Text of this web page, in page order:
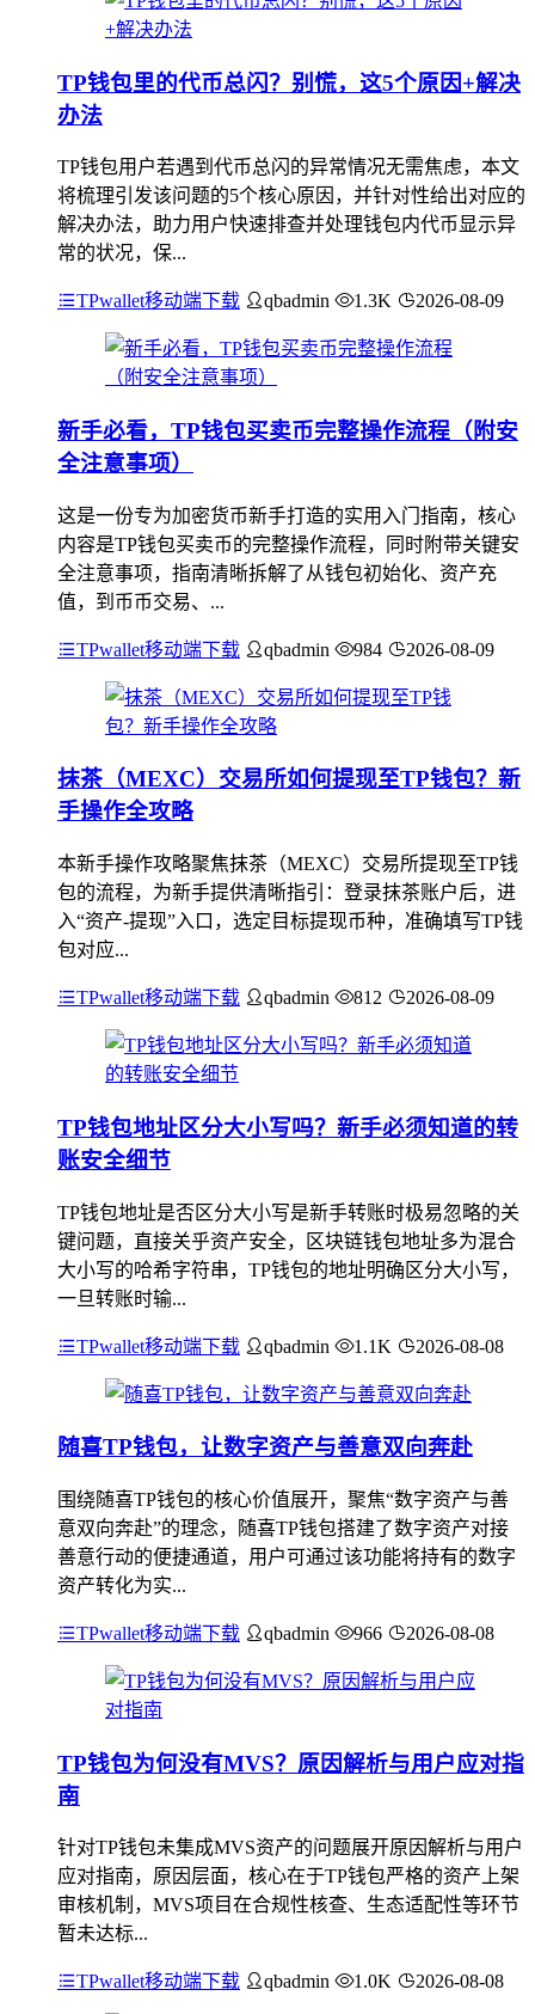
TP钱包里的代币总闪？别慌，这5个原因+解决
办法
TP钱包用户若遇到代币总闪的异常情况无需焦虑，本文
将梳理引发该问题的5个核心原因，并针对性给出对应的
解决办法，助力用户快速排查并处理钱包内代币显示异
常的状况，保...
TPwallet移动端下载 qbadmin 1.3K 2026-08-09
新手必看，TP钱包买卖币完整操作流程（附安
全注意事项）
这是一份专为加密货币新手打造的实用入门指南，核心
内容是TP钱包买卖币的完整操作流程，同时附带关键安
全注意事项，指南清晰拆解了从钱包初始化、资产充
值，到币币交易、...
TPwallet移动端下载 qbadmin 984 2026-08-09
抹茶（MEXC）交易所如何提现至TP钱包？新
手操作全攻略
本新手操作攻略聚焦抹茶（MEXC）交易所提现至TP钱
包的流程，为新手提供清晰指引：登录抹茶账户后，进
入“资产-提现”入口，选定目标提现币种，准确填写TP钱
包对应...
TPwallet移动端下载 qbadmin 812 2026-08-09
TP钱包地址区分大小写吗？新手必须知道的转
账安全细节
TP钱包地址是否区分大小写是新手转账时极易忽略的关
键问题，直接关乎资产安全，区块链钱包地址多为混合
大小写的哈希字符串，TP钱包的地址明确区分大小写，
一旦转账时输...
TPwallet移动端下载 qbadmin 1.1K 2026-08-08
随喜TP钱包，让数字资产与善意双向奔赴
围绕随喜TP钱包的核心价值展开，聚焦“数字资产与善
意双向奔赴”的理念，随喜TP钱包搭建了数字资产对接
善意行动的便捷通道，用户可通过该功能将持有的数字
资产转化为实...
TPwallet移动端下载 qbadmin 966 2026-08-08
TP钱包为何没有MVS？原因解析与用户应对指
南
针对TP钱包未集成MVS资产的问题展开原因解析与用户
应对指南，原因层面，核心在于TP钱包严格的资产上架
审核机制，MVS项目在合规性核查、生态适配性等环节
暂未达标...
TPwallet移动端下载 qbadmin 1.0K 2026-08-08